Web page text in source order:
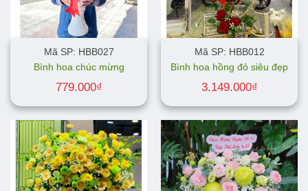
Mã SP: HBB027
Bình hoa chúc mừng
779.000₫
Mã SP: HBB012
Bình hoa hồng đỏ siêu đẹp
3.149.000₫